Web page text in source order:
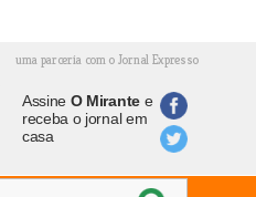
uma parceria com o Jornal Expresso
Assine O Mirantee
receba o jornal em
casa